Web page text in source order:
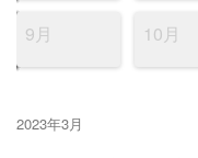
9月 10月
2023年3月